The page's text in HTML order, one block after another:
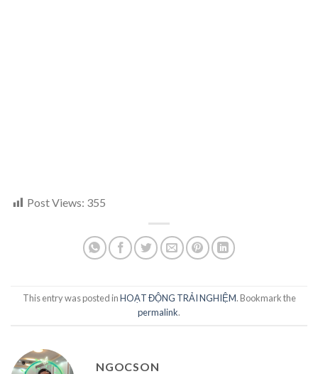
Post Views: 355
This entry was posted inHOẠT ĐỘNG TRẢI NGHIỆM. Bookmark the
permalink.
NGOCSON